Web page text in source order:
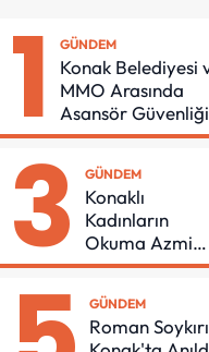
1 GÜNDEM
Konak Belediyesi
MMO Arasında
Asansör Güvenliği
İçin Önemli
3 GÜNDEM
Konaklı
Kadınların
Okuma Azmi
Örnek Oldu
GÜNDEM
Roman